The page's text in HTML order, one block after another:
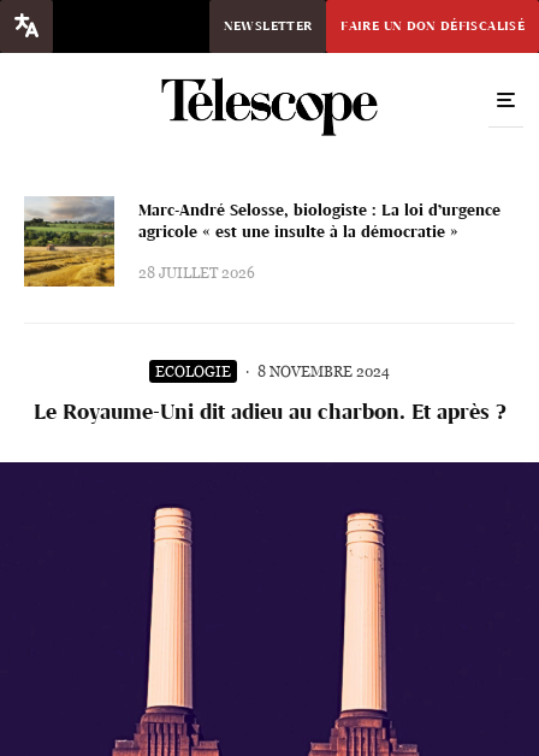
NEWSLETTER FAIRE UN DON DÉFISCALISÉ
Marc-André Selosse, biologiste : La loi d’urgence
agricole « est une insulte à la démocratie »
28 JUILLET 2026
ECOLOGIE · 8 NOVEMBRE 2024
Le Royaume-Uni dit adieu au charbon. Et après ?